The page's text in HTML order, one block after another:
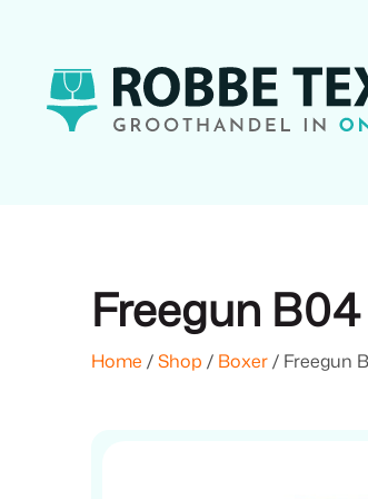
Freegun
Home /Shop / Boxer/ Freegun